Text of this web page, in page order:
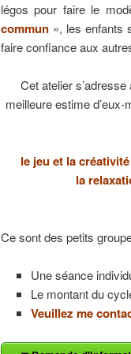
légos pour faire le
commun », les enfants
faire confiance aux
Cet atelier
meilleure estime
le jeu et la
la
Ce sont des petits
Une séance
Le montant du
Veuillez me